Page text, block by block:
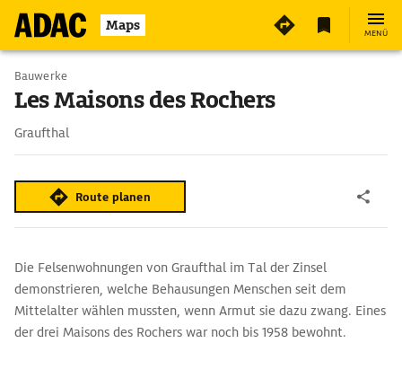
Maps MENÜ
Bauwerke
Les Maisons des Rochers
Graufthal
Route planen
Die Felsenwohnungen von Graufthal im Tal der Zinsel
demonstrieren, welche Behausungen Menschen seit dem
Mittelalter wählen mussten, wenn Armut sie dazu zwang. Eines
der drei Maisons des Rochers war noch bis 1958 bewohnt.